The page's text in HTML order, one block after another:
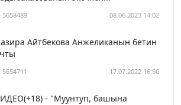
5658489 08.06.2023 14:02
Айтбекова Анжеликанын бетин
5554711 17.07.2022 16:50
- "Муунтуп, башына